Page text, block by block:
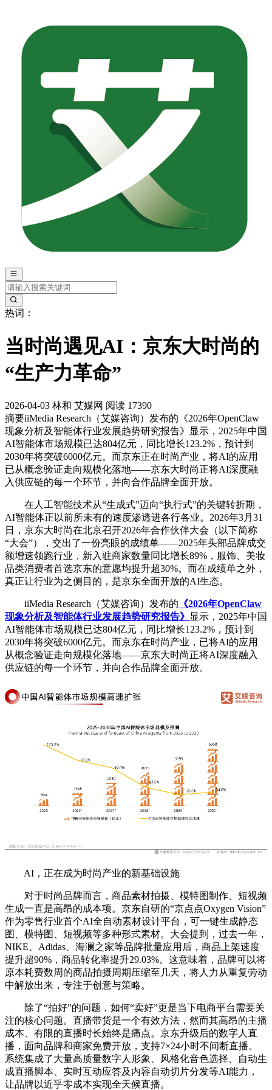
热词：
当时尚遇见AI：京东大时尚的
“生产力革命”
2026-04-03 林和 艾媒网 阅读 17390
摘要iiMedia Research（艾媒咨询）发布的《2026年OpenClaw
现象分析及智能体行业发展趋势研究报告》显示，2025年中国
AI智能体市场规模已达804亿元，同比增长123.2%，预计到
2030年将突破6000亿元。而京东正在时尚产业，将AI的应用
已从概念验证走向规模化落地——京东大时尚正将AI深度融
入供应链的每一个环节，并向合作品牌全面开放。
在人工智能技术从“生成式”迈向“执行式”的关键转折期，
AI智能体正以前所未有的速度渗透进各行各业。2026年3月31
日，京东大时尚在北京召开2026年合作伙伴大会（以下简称
“大会”），交出了一份亮眼的成绩单——2025年头部品牌成交
额增速领跑行业，新入驻商家数量同比增长89%，服饰、美妆
品类消费者首选京东的意愿均提升超30%。而在成绩单之外，
真正让行业为之侧目的，是京东全面开放的AI生态。
iiMedia Research（艾媒咨询）发布的 《2026年OpenClaw
现象分析及智能体行业发展趋势研究报告》 显示，2025年中国
AI智能体市场规模已达804亿元，同比增长123.2%，预计到
2030年将突破6000亿元。而京东在时尚产业，已将AI的应用
从概念验证走向规模化落地——京东大时尚正将AI深度融入
供应链的每一个环节，并向合作品牌全面开放。
AI，正在成为时尚产业的新基础设施
对于时尚品牌而言，商品素材拍摄、模特图制作、短视频
生成一直是高昂的成本项。京东自研的“京点点Oxygen Vision”
作为零售行业首个AI全自动素材设计平台，可一键生成静态
图、模特图、短视频等多种形式素材。大会提到，过去一年，
NIKE、Adidas、海澜之家等品牌批量应用后，商品上架速度
提升超90%，商品转化率提升29.03%。这意味着，品牌可以将
原本耗费数周的商品拍摄周期压缩至几天，将人力从重复劳动
中解放出来，专注于创意与策略。
除了“拍好”的问题，如何“卖好”更是当下电商平台需要关
注的核心问题。直播带货是一个有效方法，然而其高昂的主播
成本、有限的直播时长始终是痛点。京东升级后的数字人直
播，面向品牌和商家免费开放，支持7×24小时不间断直播。
系统集成了大量高质量数字人形象、风格化音色选择、自动生
成直播脚本、实时互动应答及内容自动切片分发等AI能力，
让品牌以近乎零成本实现全天候直播。